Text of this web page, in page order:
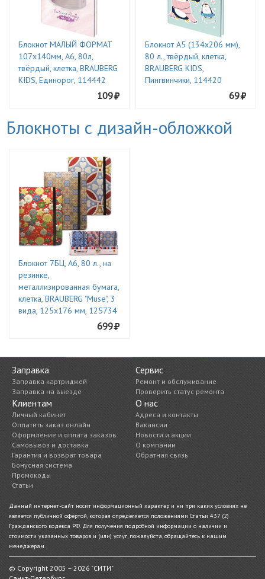
Блокнот МАЛЫЙ ФОРМАТ
107х140мм, А6, 80л,
твёрдый, клетка, BRAUBERG
KIDS, Единорог, 114442
109
Блокнот А5 (134х206 мм),
80 л., твёрдый, клетка,
BRAUBERG KIDS,
Пингвинчики, 114420
69
Блокноты с дизайн-обложкой
Блокнот 7БЦ, А6, 80 л., на
резинке,
металлизированная бумага,
клетка, BRAUBERG "Muse", 3
вида, 125х176 мм, 125734
699
Заправка
Заправка картриджей
Заправка на выезде
Сервис
Ремонт и обслуживание
Проверить статус ремонта
Клиентам
Личный кабинет
Оплатить заказ онлайн
Оформление и оплата заказов
Самовывоз и доставка
Гарантия и возврат товара
Бонусная система
Промокоды
Статьи
О нас
Адреса и контакты
Вакансии
Новости и акции
О компании
Обратная связь
Данный интернет-сайт носит информационный характер и ни при каких условиях не
является публичной офертой, которая определяется положениями Статьи 437 (2)
Гражданского кодекса РФ. Для получения подробной информации о наличии и
стоимости указанных товаров и (или) услуг, пожалуйста, обращайтесь к нашим
менеджерам.
© Copyright 2005 – 2026 "СИТИ"